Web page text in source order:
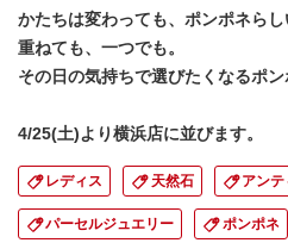
かたちは変わっても、ポンポネらし
重ねても、一つでも。
その日の気持ちで選びたくなるポン
4/25(土)より横浜店に並びます。
レディス 天然石 アン
パーセルジュエリー ポンポネ